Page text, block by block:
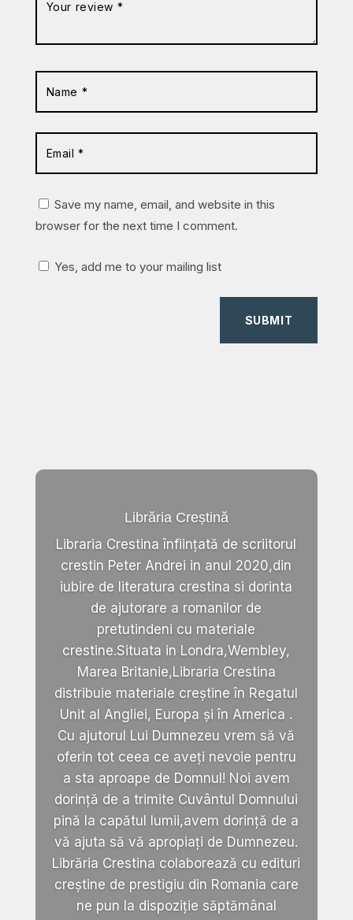
Save my name, email, and website in this
browser for the next time I comment.
Yes, add me to your mailing list
SUBMIT
Librăria Creștină
Libraria Crestina înființată de scriitorul
crestin Peter Andrei in anul 2020,din
iubire de literatura crestina si dorinta
de ajutorare a romanilor de
pretutindeni cu materiale
crestine.Situata in Londra,Wembley,
Marea Britanie,Libraria Crestina
distribuie materiale creștine în Regatul
Unit al Angliei, Europa și în America .
Cu ajutorul Lui Dumnezeu vrem să vă
oferin tot ceea ce aveți nevoie pentru
a sta aproape de Domnul! Noi avem
dorință de a trimite Cuvântul Domnului
pină la capătul lumii,avem dorință de a
vă ajuta să vă apropiați de Dumnezeu.
Librăria Crestina colaborează cu edituri
creștine de prestigiu din Romania care
ne pun la dispoziție săptămânal